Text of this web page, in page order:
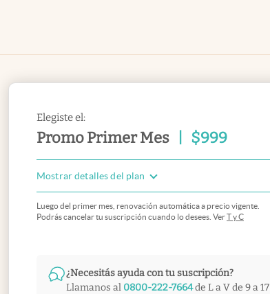
Elegiste el:
Promo Primer Mes $999
Mostrar detalles del plan
Luego del primer mes, renovación automática a precio vigente.
Podrás cancelar tu suscripción cuando lo desees. VerT y C
¿Necesitás ayuda con tu suscripción?
Llamanos al 0800-222-7664de L a V de 9 a 17